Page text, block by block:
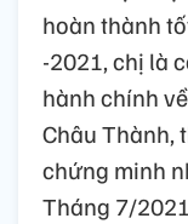
hoàn thành
-2021, chị là
hành chính
Châu Thành,
chứng minh
Tháng 7/